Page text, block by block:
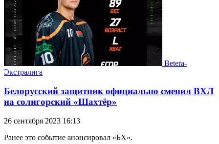
Betera-
Экстралига
Белорусский защитник официально сменил ВХЛ
на солигорский «Шахтёр»
26 сентября 2023 16:13
Ранее это событие анонсировал «БХ».